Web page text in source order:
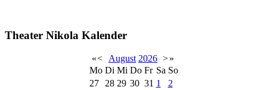
Theater Nikola Kalender
«< August 2026 >»
Mo Di Mi Do Fr Sa So
27
28 29 30 31 1
2